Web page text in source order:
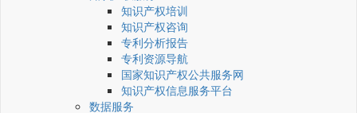
知识产权培训
知识产权咨询
专利分析报告
专利资源导航
国家知识产权公共服务网
知识产权信息服务平台
数据服务